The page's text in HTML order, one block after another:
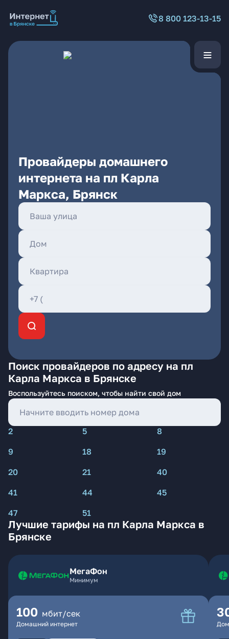
8 800 123-13-15
Провайдеры домашнего
интернета на пл Карла
Маркса, Брянск
Поиск провайдеров по адресу на пл
Карла Маркса в Брянске
Воспользуйтесь поиском, чтобы найти свой дом
2 5
8
9
18
19
20
21
40
41
44
45
47
51
Лучшие тарифы на пл Карла Маркса в
Брянске
МегаФон
Минимум
100 мбит/сек
Домашний интернет